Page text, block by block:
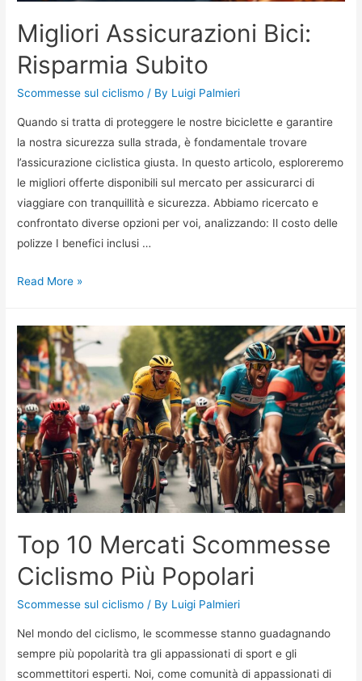
Migliori Assicurazioni Bici:
Risparmia Subito
Scommesse sul ciclismo / By Luigi Palmieri
Quando si tratta di proteggere le nostre biciclette e garantire
la nostra sicurezza sulla strada, è fondamentale trovare
l’assicurazione ciclistica giusta. In questo articolo, esploreremo
le migliori offerte disponibili sul mercato per assicurarci di
viaggiare con tranquillità e sicurezza. Abbiamo ricercato e
confrontato diverse opzioni per voi, analizzando: Il costo delle
polizze I benefici inclusi …
Migliori
Risparmia
Subito
Read More »
Top 10 Mercati Scommesse
Ciclismo Più Popolari
Scommesse sul ciclismo / By Luigi Palmieri
Nel mondo del ciclismo, le scommesse stanno guadagnando
sempre più popolarità tra gli appassionati di sport e gli
scommettitori esperti. Noi, come comunità di appassionati di